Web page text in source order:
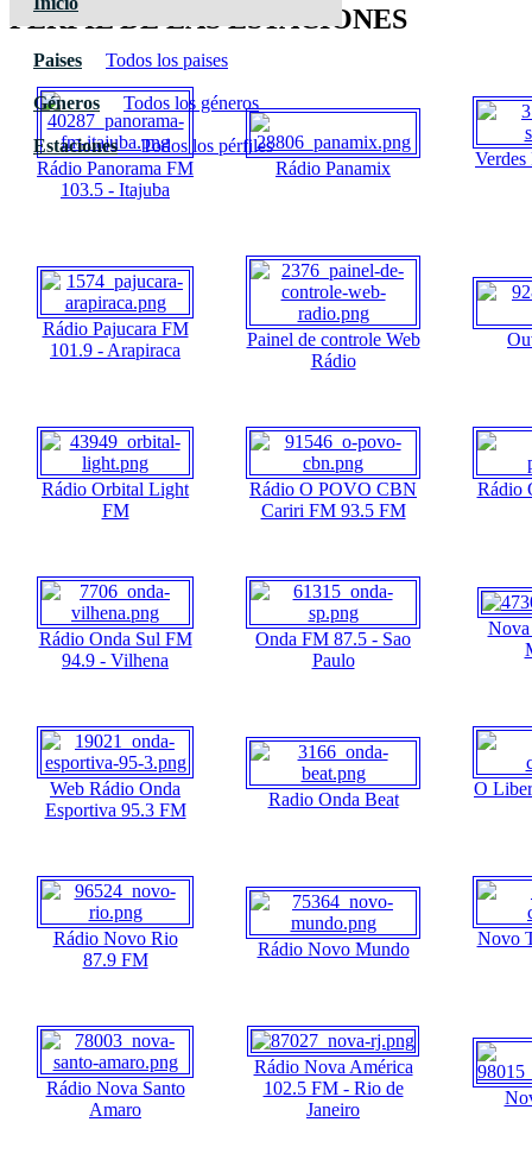
Paises Todos los paises
Géneros Todos los géneros
Estaciones Todos los pérfiles
PÉRFIL DE LAS ESTACIONES
Rádio Panorama FM
103.5 - Itajuba
Rádio Panamix Verdes
Rádio Pajucara FM
101.9 - Arapiraca
Painel de controle Web
Rádio
Rádio Orbital Light
FM
Rádio O POVO CBN
Cariri FM 93.5 FM
Rádio
Rádio Onda Sul FM
94.9 - Vilhena
Onda FM 87.5 - Sao
Paulo
Web Rádio Onda
Esportiva 95.3 FM
Radio Onda Beat
O
Rádio Novo Rio
87.9 FM
Rádio Novo Mundo
Novo
Rádio Nova Santo
Amaro
Rádio Nova América
102.5 FM - Rio de
Janeiro